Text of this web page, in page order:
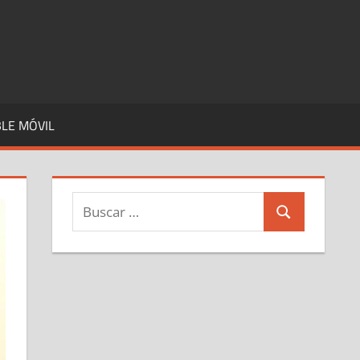
MÓVIL
Buscar:
Buscar